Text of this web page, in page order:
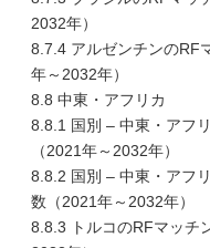
2032年）
8.7.4 アルゼンチンのRF
年～2032年）
8.8 中東・アフリカ
8.8.1 国別 – 中東・アフ
（2021年～2032年）
8.8.2 国別 – 中東・アフ
数（2021年～2032年）
8.8.3 トルコのRFマッチ